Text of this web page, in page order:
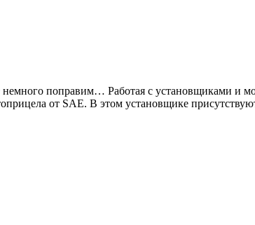
поправим… Работая с установщиками и
от SAE. В этом установщике